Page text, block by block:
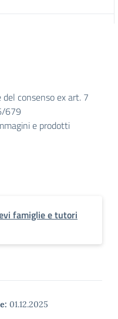
consenso ex art. 7
679
e prodotti
famiglie e tutori
01.12.2025